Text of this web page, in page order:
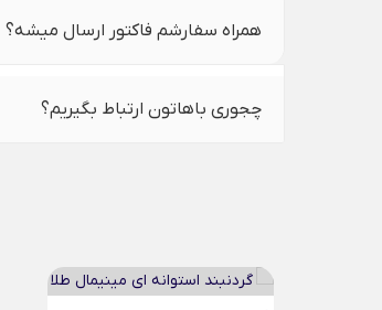
همراه سفارشم فاکتور ارسال میشه؟
چجوری باهاتون ارتباط بگیریم؟